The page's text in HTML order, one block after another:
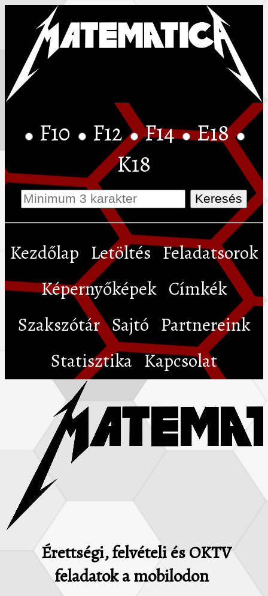
F10 F12 F14 E18
K18
Kezdőlap Letöltés Feladatsorok
Képernyőképek Címkék
Szakszótár Sajtó Partnereink
Statisztika Kapcsolat
Érettségi, felvételi és OKTV
feladatok a mobilodon